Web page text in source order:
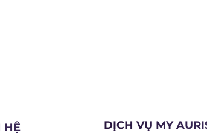
HỆ DỊCH VỤ MY